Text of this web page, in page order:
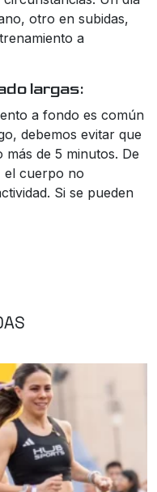
otro en subidas,
a
largas:
a fondo es común
debemos evitar que
más de 5 minutos. De
el cuerpo no
Si se pueden